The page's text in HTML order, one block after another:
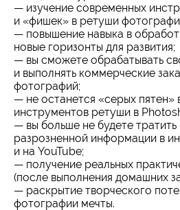
— изучение современных
и «фишек» в ретуши
— повышение навыка в
новые горизонты для развития;
— вы сможете обрабатывать
и выполнять коммерческие
фотографий;
— не останется «серых пятен»
инструментов ретуши в
— вы больше не будете
разрозненной информации в
и на YouTube;
— получение реальных
(после выполнения домашних
— раскрытие творческого
фотографии мечты.